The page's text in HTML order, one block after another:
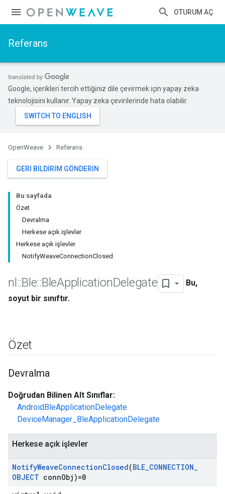
OTURUM AÇ
Referans
Google, içerikleri tercih ettiğiniz dile çevirmek için yapay zeka
teknolojisini kullanır. Yapay zeka çevirilerinde hata olabilir.
OpenWeave Referans
GERI BILDIRIM GÖNDERIN
Bu sayfada
Özet
Devralma
Herkese açık işlevler
Herkese açık işlevler
NotifyWeaveConnectionClosed
nl ::Ble::BleApplicationDelegate
Bu,
soyut bir sınıftır.
Özet
Devralma
Doğrudan Bilinen Alt Sınıflar:
AndroidBleApplicationDelegate
DeviceManager_BleApplicationDelegate
Herkese açık işlevler
NotifyWeaveConnectionClosed(BLE_CONNECTION_
OBJECT connObj)=0